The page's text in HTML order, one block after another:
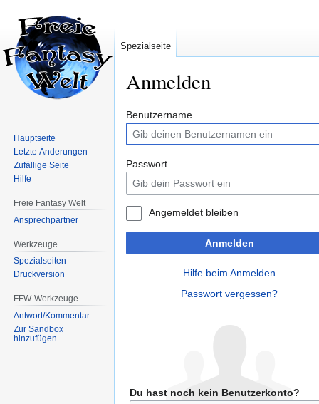
Anmelden
Zur
Navigation
springen
Zur
Suche
springen
Benutzername
Passwort
Angemeldet bleiben
Anmelden
Hilfe beim Anmelden
Passwort vergessen?
Du hast noch kein Benutzerkonto?
Spezialseite
Hauptseite
Letzte Änderungen
Zufällige Seite
Hilfe
Freie Fantasy Welt
Ansprechpartner
Werkzeuge
Spezialseiten
Druckversion
FFW-Werkzeuge
Antwort/Kommentar
Zur Sandbox
hinzufügen